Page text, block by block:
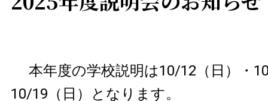
本年度の学校説明は10/12（日）・
10/19（日）となります。